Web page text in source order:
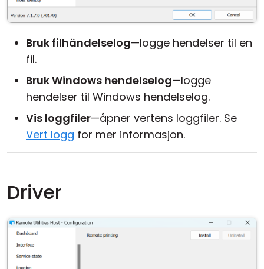
Bruk filhändelselog—logge hendelser til en
fil.
Bruk Windows hendelselog—logge
hendelser til Windows hendelselog.
Vis loggfiler—åpner vertens loggfiler. Se
Vert logg for mer informasjon.
Driver